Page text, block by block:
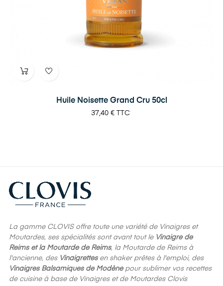
Huile Noisette Grand Cru 50cl
Prix
37,40 € TTC
La gamme CLOVIS offre toute une variété de Vinaigres et
Moutardes, ses spécialités sont avant tout le Vinaigre de
Reims et la Moutarde de Reims, la Moutarde de Reims à
l'ancienne, des Vinaigrettesen shaker prêtes à l'emploi, des
Vinaigres Balsamiques de Modènepour sublimer vos recettes
de cuisine à base de Vinaigres et de Moutardes Clovis